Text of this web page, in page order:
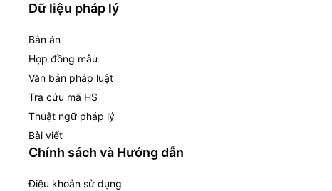
Dữ liệu pháp lý
Bản án
Hợp đồng mẫu
Văn bản pháp luật
Tra cứu mã HS
Thuật ngữ pháp lý
Bài viết
Chính sách và Hướng dẫn
Điều khoản sử dụng